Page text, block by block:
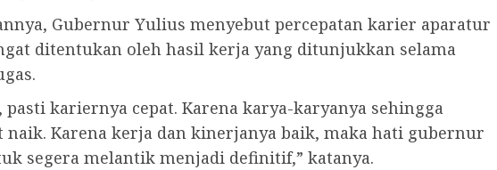
Gubernur Yulius menyebut percepatan karier aparatur
ditentukan oleh hasil kerja yang ditunjukkan selama
pasti kariernya cepat. Karena karya-karyanya sehingga
naik. Karena kerja dan kinerjanya baik, maka hati gubernur
segera melantik menjadi definitif,” katanya.